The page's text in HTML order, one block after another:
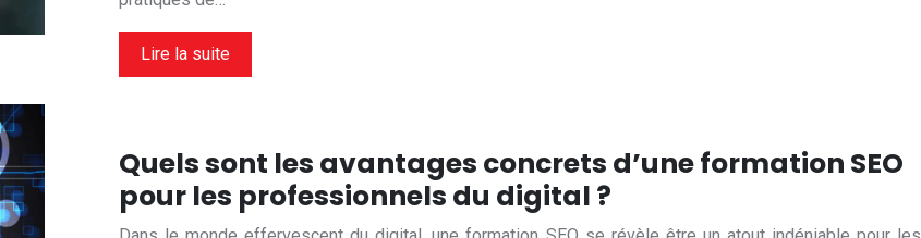
Lire la suite
Quels sont les avantages concrets d’une formation SEO
pour les professionnels du digital ?